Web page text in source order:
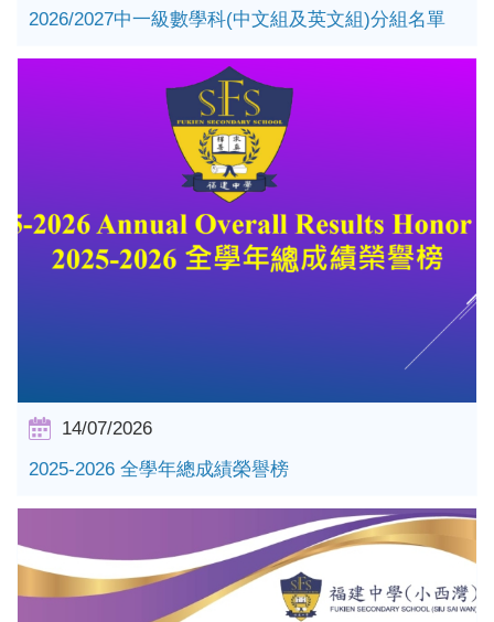
2026/2027中一級數學科(中文組及英文組)分組名單
14/07/2026
2025-2026 全學年總成績榮譽榜